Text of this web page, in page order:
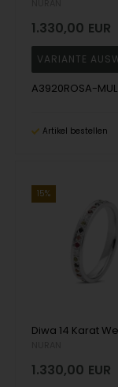
1.330,00 EUR
A3920ROSA-MUL
Artikel bestellen
15%
1.330,00 EUR